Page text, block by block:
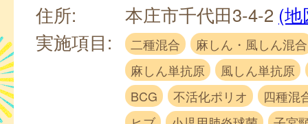
住所:
本庄市千代田3-4-2 (地
実施項目:
二種混合
麻しん・風しん混合
麻しん単抗原
風しん単抗原
BCG
不活化ポリオ
四種混